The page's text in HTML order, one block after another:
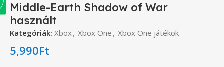
Middle-Earth Shadow of War
használt
Kategóriák: Xbox, Xbox One , Xbox One játékok
5,990Ft